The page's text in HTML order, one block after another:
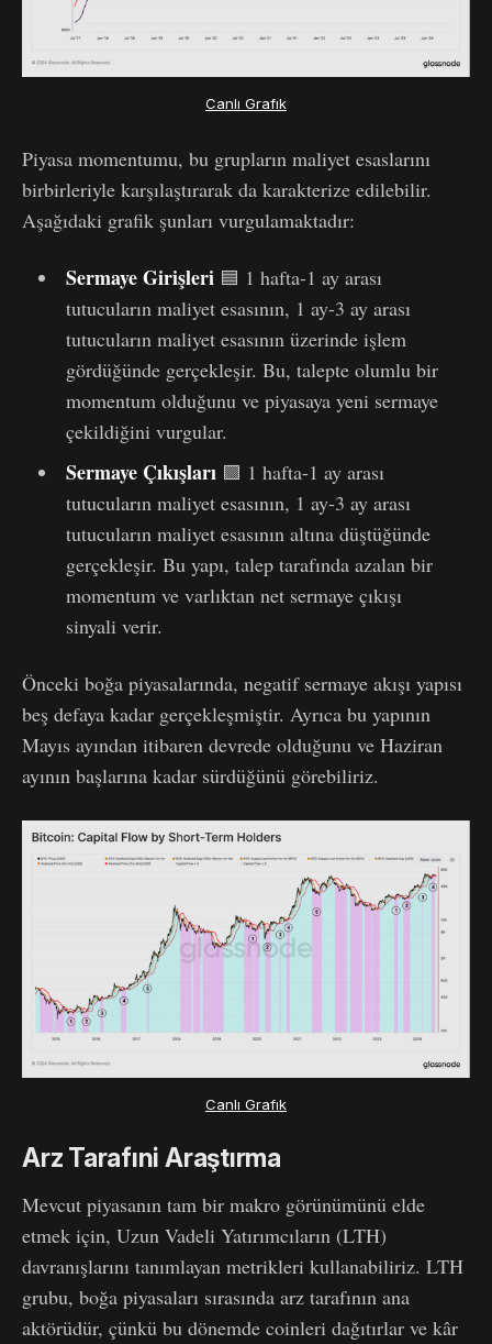
Canlı Grafık
Piyasa momentumu, bu grupların maliyet esaslarını
birbirleriyle karşılaştırarak da karakterize edilebilir.
Aşağıdaki grafik şunları vurgulamaktadır:
Sermaye Girişleri🟦 1 hafta-1 ay arası
tutucuların maliyet esasının, 1 ay-3 ay arası
tutucuların maliyet esasının üzerinde işlem
gördüğünde gerçekleşir. Bu, talepte olumlu bir
momentum olduğunu ve piyasaya yeni sermaye
çekildiğini vurgular.
Sermaye Çıkışları🟪 1 hafta-1 ay arası
tutucuların maliyet esasının, 1 ay-3 ay arası
tutucuların maliyet esasının altına düştüğünde
gerçekleşir. Bu yapı, talep tarafında azalan bir
momentum ve varlıktan net sermaye çıkışı
sinyali verir.
Önceki boğa piyasalarında, negatif sermaye akışı yapısı
beş defaya kadar gerçekleşmiştir. Ayrıca bu yapının
Mayıs ayından itibaren devrede olduğunu ve Haziran
ayının başlarına kadar sürdüğünü görebiliriz.
Canlı Grafık
Arz Tarafıni Araştırma
Mevcut piyasanın tam bir makro görünümünü elde
etmek için, Uzun Vadeli Yatırımcıların (LTH)
davranışlarını tanımlayan metrikleri kullanabiliriz. LTH
grubu, boğa piyasaları sırasında arz tarafının ana
aktörüdür, çünkü bu dönemde coinleri dağıtırlar ve kâr